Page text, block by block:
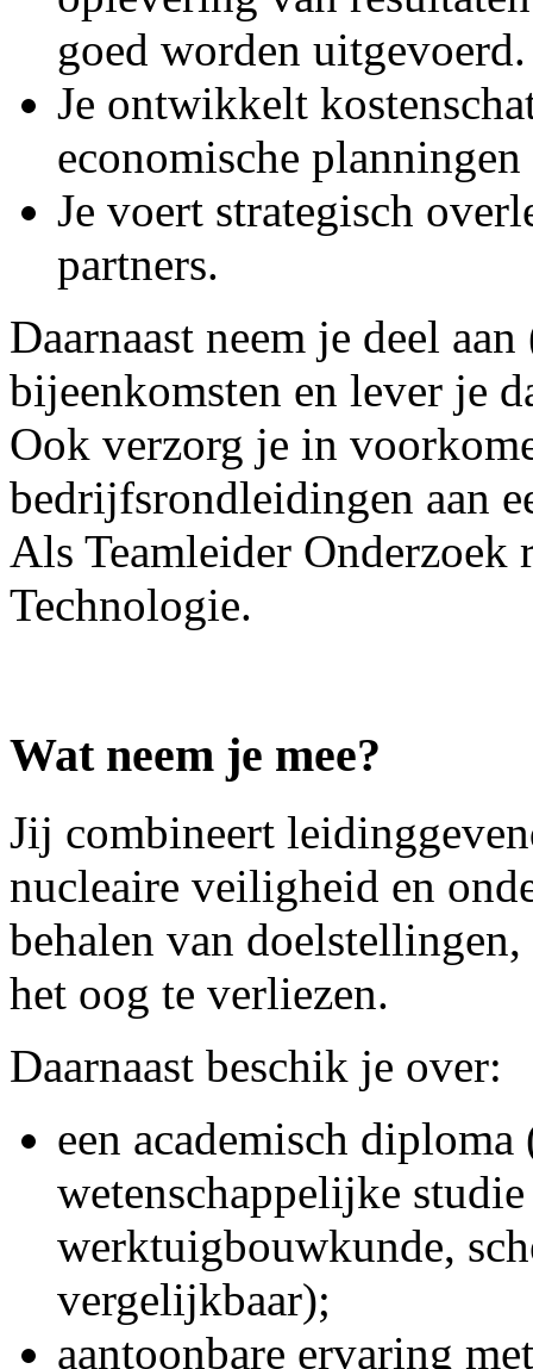
goed worden uitgevoerd.
Je ontwikkelt
economische
Je voert strategisch
partners.
Daarnaast neem je deel
bijeenkomsten en lever je
Ook verzorg je in
bedrijfsrondleidingen aan
Als Teamleider Onderzoek
Technologie.
Wat neem je mee?
Jij combineert
nucleaire veiligheid en
behalen van
het oog te verliezen.
Daarnaast beschik je over:
een academisch
wetenschappelijke
werktuigbouwkunde,
vergelijkbaar);
aantoonbare ervaring